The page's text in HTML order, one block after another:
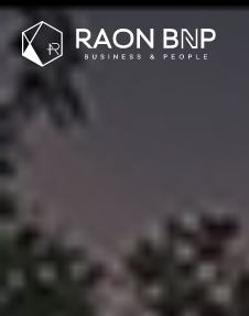
(주)파인테크닉스 홈페이지